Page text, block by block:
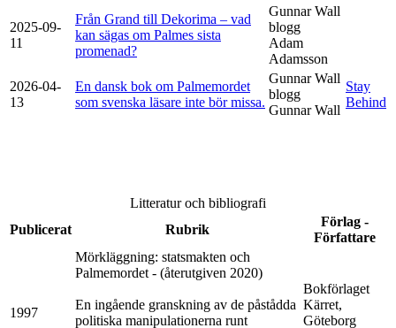
2025-09-
11
Från Grand till Dekorima – vad
kan sägas om Palmes sista
promenad?
Gunnar Wall
blogg
Adam
Adamsson
2026-04-
13
En dansk bok om Palmemordet
som svenska läsare inte bör missa.
Gunnar Wall
blogg
Gunnar Wall
Stay
Behind
Litteratur och bibliografi
Publicerat
Rubrik
Förlag -
Författare
1997
Mörkläggning: statsmakten och
Palmemordet - (återutgiven 2020)
En ingående granskning av de påstådda
politiska manipulationerna runt
Bokförlaget
Kärret,
Göteborg